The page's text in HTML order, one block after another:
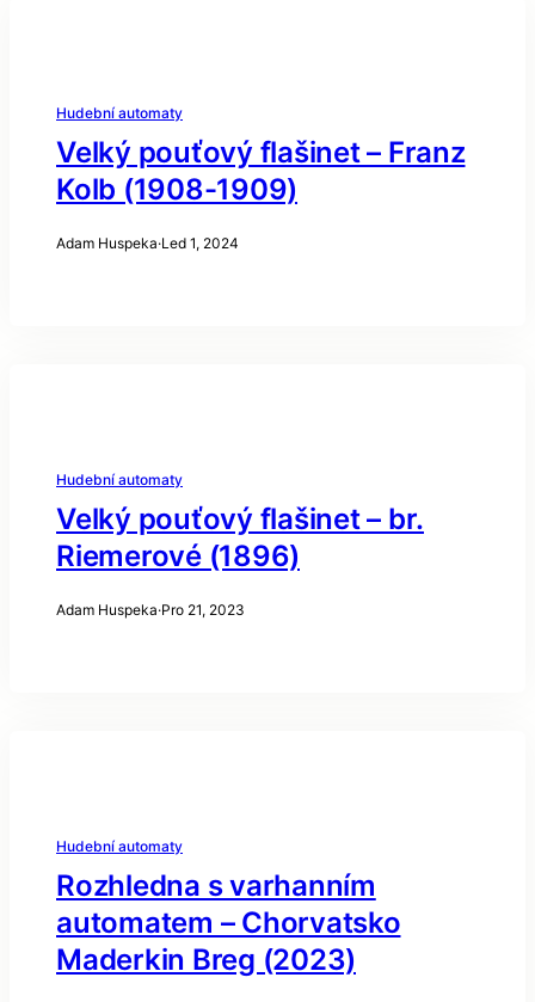
Hudební automaty
Velký pouťový flašinet – Franz
Kolb (1908-1909)
Adam Huspeka·Led 1, 2024
Hudební automaty
Velký pouťový flašinet – br.
Riemerové (1896)
Adam Huspeka·Pro 21, 2023
Hudební automaty
Rozhledna s varhanním
automatem – Chorvatsko
Maderkin Breg (2023)